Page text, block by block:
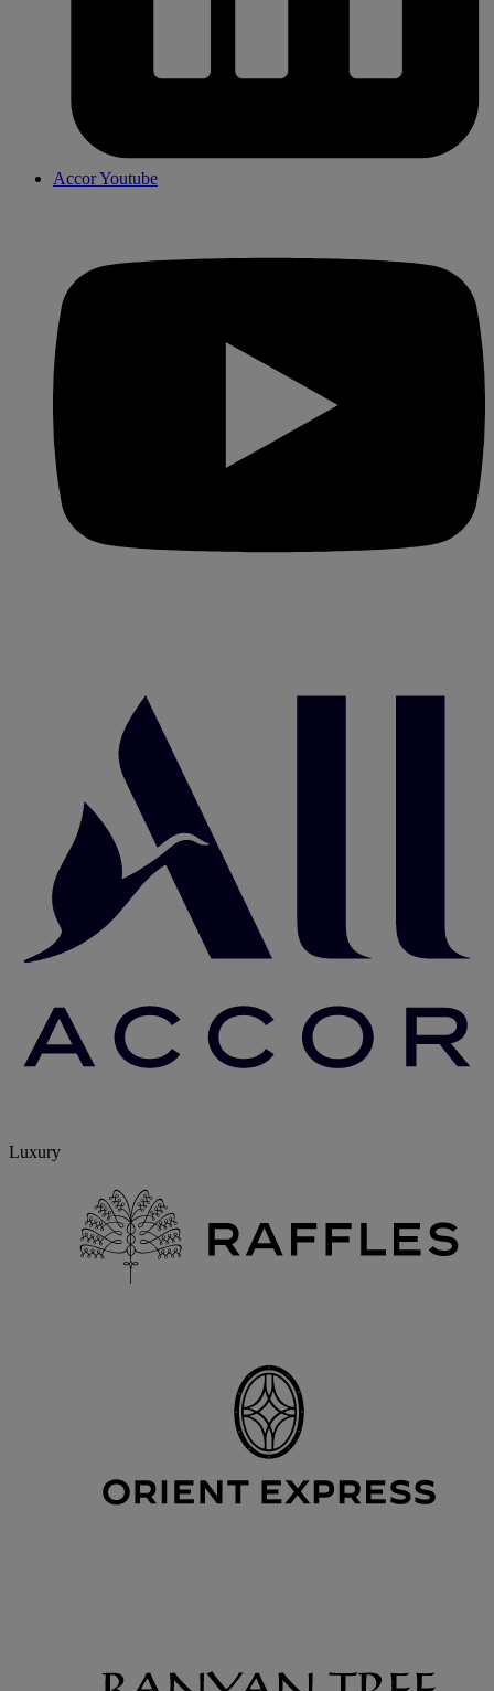
Accor Youtube
Luxury